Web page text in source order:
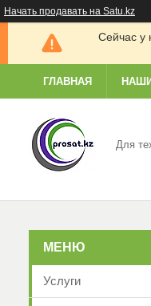
Начать продавать на Satu.kz
Сейчас у
ГЛАВНАЯ
Для
Услуги